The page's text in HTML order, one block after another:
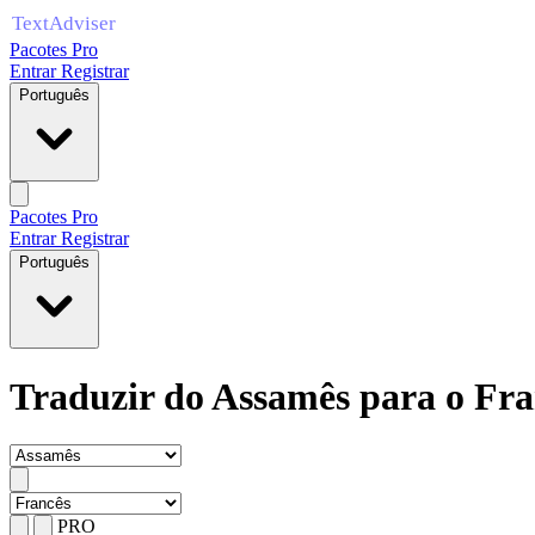
Pacotes Pro
EntrarRegistrar
Português
Pacotes Pro
EntrarRegistrar
Português
Traduzir do Assamês para o
PRO